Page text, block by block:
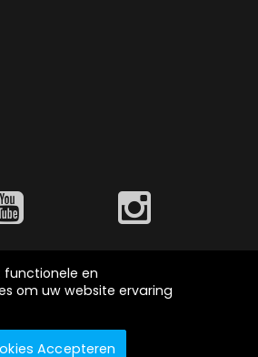
functionele en
om uw website ervaring
Accepteren